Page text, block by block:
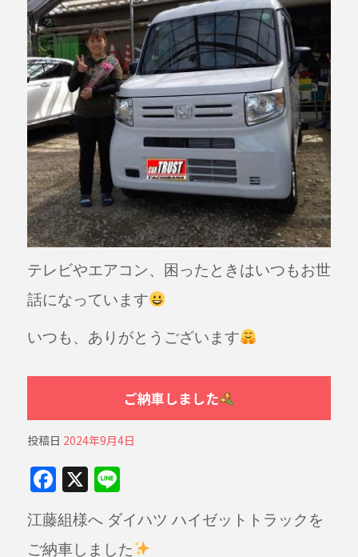
テレビやエアコン、困ったときはいつもお世
話になっています
いつも、ありがとうございます
ご納車しました
投稿日 2024年9月4日
F
a
c
X Li
n
e
江藤組様へ ダイハツ ハイゼットトラックを
ご納車しました